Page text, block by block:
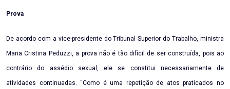
Prova
De acordo com a vice-presidente do Tribunal Superior do Trabalho, ministra
Maria Cristina Peduzzi, a prova não é tão difícil de ser construída, pois ao
contrário do assédio sexual, ele se constitui necessariamente de
atividades continuadas. “Como é uma repetição de atos praticados no